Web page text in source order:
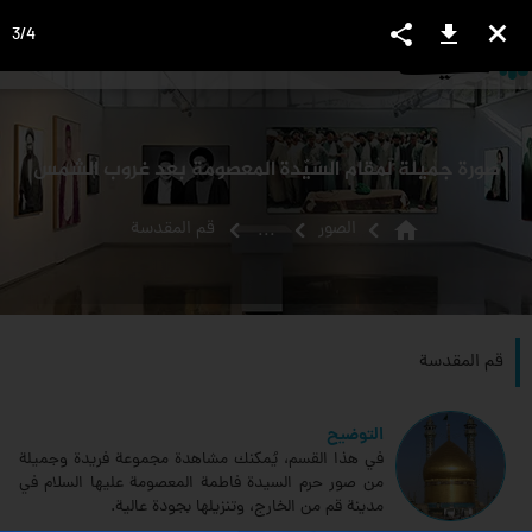
view_headline
صورة جميلة لمقام السيّدة المعصومة بعد غروب الشمس
home الصور ... قم المقدسة
قم المقدسة
التوضيح
في هذا القسم، يُمكنك مشاهدة مجموعة فريدة وجميلة
من صور حرم السيدة فاطمة المعصومة عليها السلام في
مدينة قم من الخارج، وتنزيلها بجودة عالية.
close
download
share
3/4